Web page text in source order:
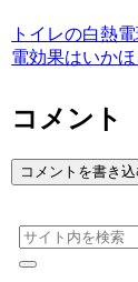
トイレの白熱
電効果はいかほ
コメント
コメントを書き